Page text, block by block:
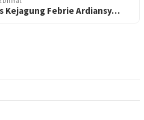
Kejagung Febrie Ardiansy…